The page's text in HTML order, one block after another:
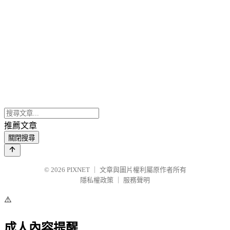
推薦文章
關閉搜尋
© 2026 PIXNET
文章與圖片權利屬原作者所有
隱私權政策
服務聲明
⚠️